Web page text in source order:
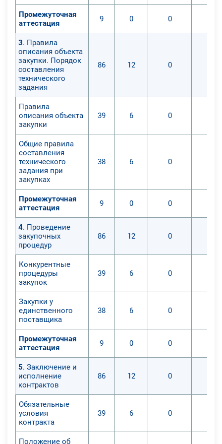
Промежуточная
аттестация
9 0 0
3. Правила
описания объекта
закупки. Порядок
составления
технического
задания
86 12 0
Правила
описания объекта
закупки
39 6 0
Общие правила
составления
технического
задания при
закупках
38 6 0
Промежуточная
аттестация
9 0 0
4. Проведение
закупочных
процедур
86 12 0
Конкурентные
процедуры
закупок
39 6 0
Закупки у
единственного
поставщика
38 6 0
Промежуточная
аттестация
9 0 0
5. Заключение и
исполнение
контрактов
86 12 0
Обязательные
условия
контракта
39 6 0
Положение об